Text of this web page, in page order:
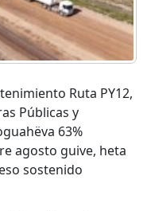
Ruta PY12,
Públicas y
63%
agosto guive, heta
sostenido